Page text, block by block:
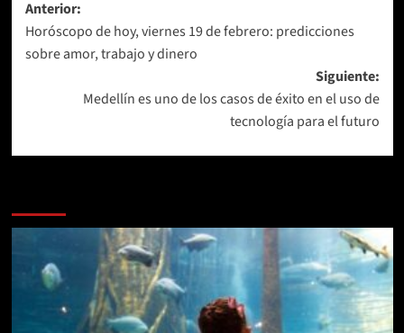
Navegación
de
entradas
Anterior:
Horóscopo de hoy, viernes 19 de febrero: predicciones
sobre amor, trabajo y dinero
Siguiente:
Medellín es uno de los casos de éxito en el uso de
tecnología para el futuro